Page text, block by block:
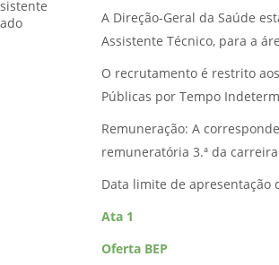
A Direção-Geral da Saúde
Assistente Técnico, para a
O recrutamento é restrito
Públicas por Tempo
Remuneração: A
remuneratória 3.ª da
Data limite de apresentação
Ata 1
Oferta BEP